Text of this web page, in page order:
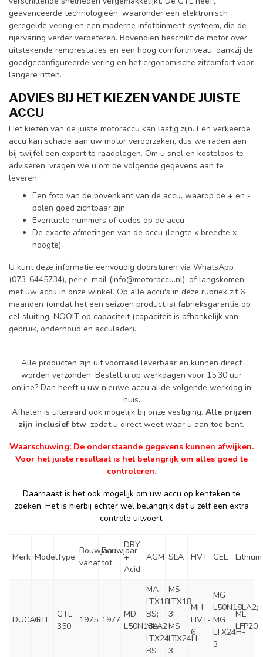
geavanceerde technologieën, waaronder een elektronisch
geregelde vering en een moderne infotainment-systeem, die de
rijervaring verder verbeteren. Bovendien beschikt de motor over
uitstekende remprestaties en een hoog comfortniveau, dankzij de
goedgeconfigureerde vering en het ergonomische zitcomfort voor
langere ritten.
ADVIES BIJ HET KIEZEN VAN DE JUISTE
ACCU
Het kiezen van de juiste motoraccu kan lastig zijn. Een verkeerde
accu kan schade aan uw motor veroorzaken, dus we raden aan
bij twijfel een expert te raadplegen. Om u snel en kosteloos te
adviseren, vragen we u om de volgende gegevens aan te
leveren:
Een foto van de bovenkant van de accu, waarop de + en -
polen goed zichtbaar zijn
Eventuele nummers of codes op de accu
De exacte afmetingen van de accu (lengte x breedte x
hoogte)
U kunt deze informatie eenvoudig doorsturen via WhatsApp
(073-6445734), per e-mail (info@motoraccu.nl), of langskomen
met uw accu in onze winkel. Op alle accu's in deze rubriek zit 6
maanden (omdat het een seizoen product is) fabrieksgarantie op
cel sluiting, NOOIT op capaciteit (capaciteit is afhankelijk van
gebruik, onderhoud en acculader).
Alle producten zijn uit voorraad leverbaar en kunnen direct
worden verzonden. Bestelt u op werkdagen voor 15.30 uur
online? Dan heeft u uw nieuwe accu al de volgende werkdag in
huis.
Afhalen is uiteraard ook mogelijk bij onze vestiging. Alle prijzen
zijn inclusief btw, zodat u direct weet waar u aan toe bent.
Waarschuwing: De onderstaande gegevens kunnen afwijken.
Voor het juiste resultaat is het belangrijk om alles goed te
controleren.
Daarnaast is het ook mogelijk om uw accu op kenteken te
zoeken. Het is hierbij echter wel belangrijk dat u zelf een extra
controle uitvoert.
Merk ModelType
Bouwjaar
vanaf
Bouwjaar
tot
DRY
+
Acid
AGM SLA HVT GEL Lithium
DUCATIGTL
GTL
350
1975 1977
MD
L50N18LA2
MA
LTX18L-
BS;
MA
LTX24HL-
BS
MS
LTX18-
3;
MS
LTX24H-
3
MH
HVT-
6
MG
L50N18LA2;
MG
LTX24H-
3
ML
LFP20